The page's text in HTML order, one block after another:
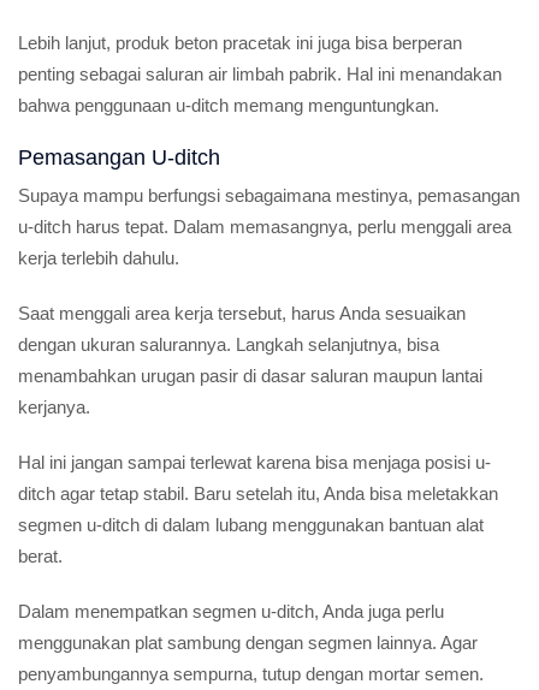
Lebih lanjut, produk beton pracetak ini juga bisa berperan
penting sebagai saluran air limbah pabrik. Hal ini menandakan
bahwa penggunaan u-ditch memang menguntungkan.
Pemasangan U-ditch
Supaya mampu berfungsi sebagaimana mestinya, pemasangan
u-ditch harus tepat. Dalam memasangnya, perlu menggali area
kerja terlebih dahulu.
Saat menggali area kerja tersebut, harus Anda sesuaikan
dengan ukuran salurannya. Langkah selanjutnya, bisa
menambahkan urugan pasir di dasar saluran maupun lantai
kerjanya.
Hal ini jangan sampai terlewat karena bisa menjaga posisi u-
ditch agar tetap stabil. Baru setelah itu, Anda bisa meletakkan
segmen u-ditch di dalam lubang menggunakan bantuan alat
berat.
Dalam menempatkan segmen u-ditch, Anda juga perlu
menggunakan plat sambung dengan segmen lainnya. Agar
penyambungannya sempurna, tutup dengan mortar semen.